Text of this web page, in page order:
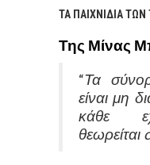
ΤΑ ΠΑΙΧΝΙΔΙΑ
Της Μίνας
“Τα
είναι μη
κάθε
θεωρείται